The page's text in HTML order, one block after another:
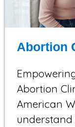
Abortion
Abortion
American